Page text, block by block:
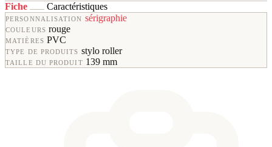
Fiche Caractéristiques
PERSONNALISATION sérigraphie
COULEURS rouge
MATIÈRES PVC
TYPE DE PRODUITS stylo roller
TAILLE DU PRODUIT 139 mm